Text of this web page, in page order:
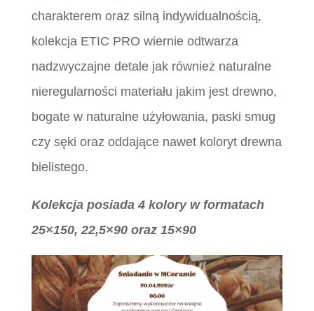
charakterem oraz silną indywidualnością,
kolekcja ETIC PRO wiernie odtwarza
nadzwyczajne detale jak również naturalne
nieregularności materiału jakim jest drewno,
bogate w naturalne użyłowania, paski smug
czy sęki oraz oddające nawet koloryt drewna
bielistego.
Kolekcja posiada 4 kolory w formatach
25×150, 22,5×90 oraz 15×90